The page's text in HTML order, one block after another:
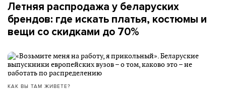
Летняя распродажа у беларуских
брендов: где искать платья, костюмы и
вещи со скидками до 70%
КАК ВЫ ТАМ ЖИВЕТЕ?